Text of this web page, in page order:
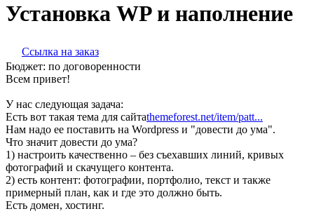
Установка WP и наполнение
Ссылка на заказ
Бюджет: по договоренности
Всем привет!
У нас следующая задача:
Есть вот такая тема для сайтаthemeforest.net/item/patt...
Нам надо ее поставить на Wordpress и "довести до ума".
Что значит довести до ума?
1) настроить качественно – без съехавших линий, кривых
фотографий и скачущего контента.
2) есть контент: фотографии, портфолио, текст и также
примерный план, как и где это должно быть.
Есть домен, хостинг.